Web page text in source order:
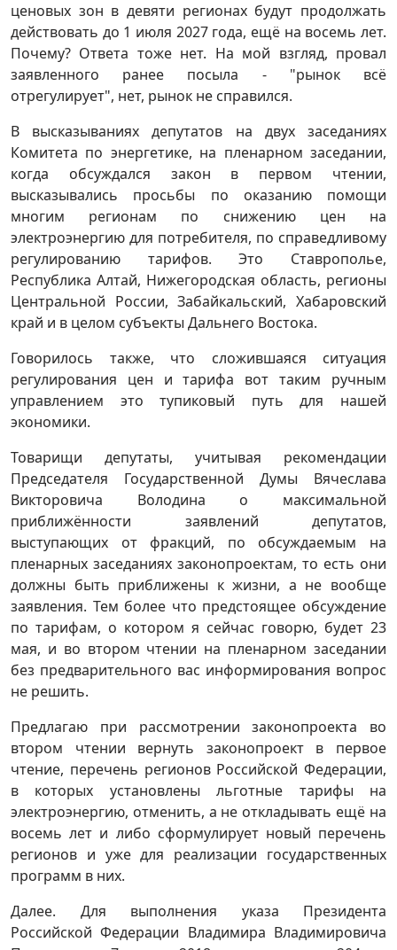
ценовых зон в девяти регионах будут продолжать
действовать до 1 июля 2027 года, ещё на восемь лет.
Почему? Ответа тоже нет. На мой взгляд, провал
заявленного ранее посыла - "рынок всё
отрегулирует", нет, рынок не справился.
В высказываниях депутатов на двух заседаниях
Комитета по энергетике, на пленарном заседании,
когда обсуждался закон в первом чтении,
высказывались просьбы по оказанию помощи
многим регионам по снижению цен на
электроэнергию для потребителя, по справедливому
регулированию тарифов. Это Ставрополье,
Республика Алтай, Нижегородская область, регионы
Центральной России, Забайкальский, Хабаровский
край и в целом субъекты Дальнего Востока.
Говорилось также, что сложившаяся ситуация
регулирования цен и тарифа вот таким ручным
управлением это тупиковый путь для нашей
экономики.
Товарищи депутаты, учитывая рекомендации
Председателя Государственной Думы Вячеслава
Викторовича Володина о максимальной
приближённости заявлений депутатов,
выступающих от фракций, по обсуждаемым на
пленарных заседаниях законопроектам, то есть они
должны быть приближены к жизни, а не вообще
заявления. Тем более что предстоящее обсуждение
по тарифам, о котором я сейчас говорю, будет 23
мая, и во втором чтении на пленарном заседании
без предварительного вас информирования вопрос
не решить.
Предлагаю при рассмотрении законопроекта во
втором чтении вернуть законопроект в первое
чтение, перечень регионов Российской Федерации,
в которых установлены льготные тарифы на
электроэнергию, отменить, а не откладывать ещё на
восемь лет и либо сформулирует новый перечень
регионов и уже для реализации государственных
программ в них.
Далее. Для выполнения указа Президента
Российской Федерации Владимира Владимировича